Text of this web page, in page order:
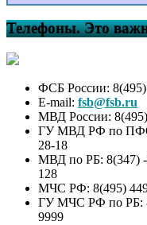
Телефоны. Это
ФСБ России: 8(495)
E-mail: fsb@fsb.ru
МВД России:
ГУ МВД РФ по
28-18
МВД по РБ: 8(347)
128
МЧС РФ: 8(495)
ГУ МЧС РФ по РБ:
9999